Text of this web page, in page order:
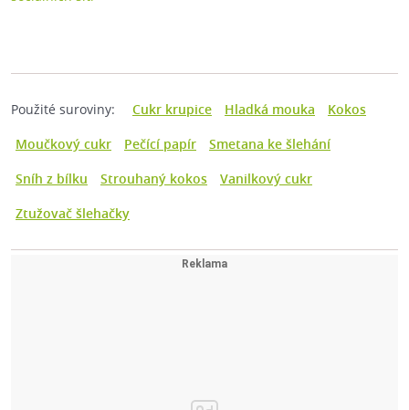
Použité suroviny: Cukr krupice Hladká mouka
Kokos
Moučkový cukr
Pečící papír
Smetana ke šlehání
Sníh z bílku
Strouhaný kokos
Vanilkový cukr
Ztužovač šlehačky